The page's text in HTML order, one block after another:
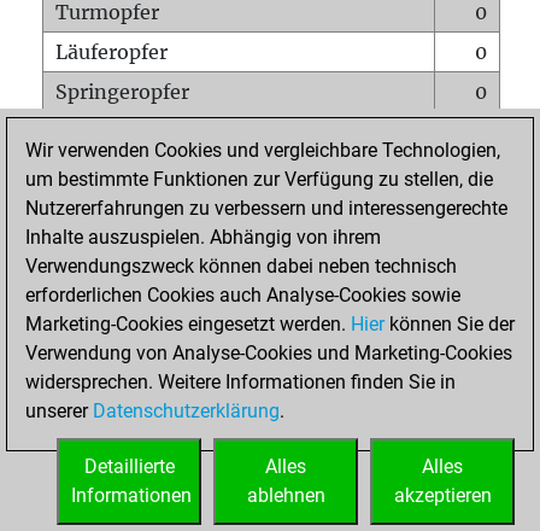
Turmopfer
0
Läuferopfer
0
Springeropfer
0
Matt auf vollem Brett
0
Bauer setzt Matt
0
Erstickte Matts
Unterverwandlungen
Türme auf der siebten
0
STARTSEITE
Wir verwenden Cookies und vergleichbare Technologien,
um bestimmte Funktionen zur Verfügung zu stellen, die
Nutzererfahrungen zu verbessern und interessengerechte
Inhalte auszuspielen. Abhängig von ihrem
Verwendungszweck können dabei neben technisch
erforderlichen Cookies auch Analyse-Cookies sowie
Marketing-Cookies eingesetzt werden. Hierkönnen Sie der
Verwendung von Analyse-Cookies und Marketing-Cookies
widersprechen. Weitere Informationen finden Sie in
unserer Datenschutzerklärung.
Alles
akzeptieren
Alles
ablehnen
Detaillierte
Informationen